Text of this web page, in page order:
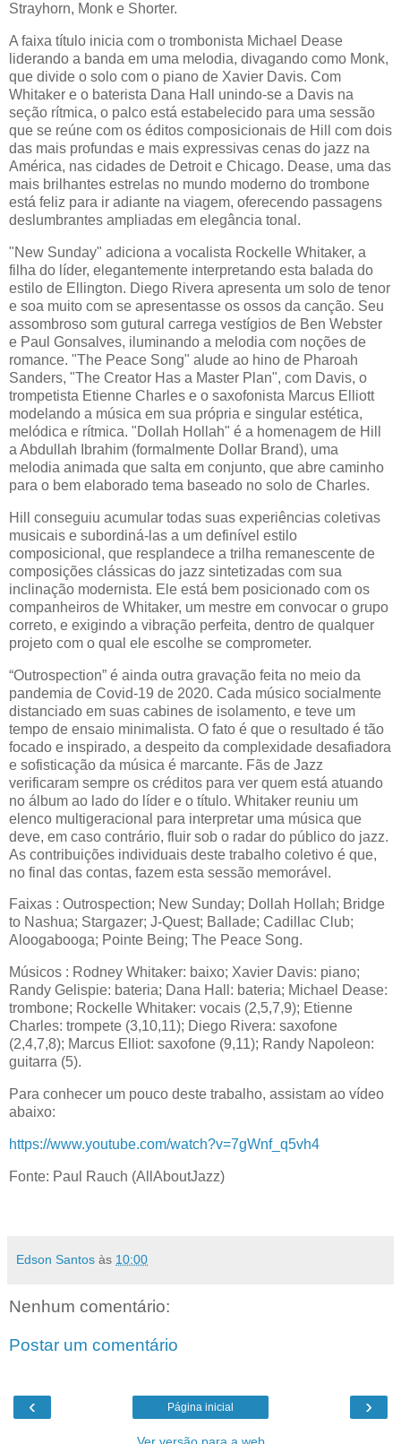
Strayhorn, Monk e Shorter.
A faixa título inicia com o trombonista Michael Dease
liderando a banda em uma melodia, divagando como Monk,
que divide o solo com o piano de Xavier Davis. Com
Whitaker e o baterista Dana Hall unindo-se a Davis na
seção rítmica, o palco está estabelecido para uma sessão
que se reúne com os éditos composicionais de Hill com dois
das mais profundas e mais expressivas cenas do jazz na
América, nas cidades de Detroit e Chicago. Dease, uma das
mais brilhantes estrelas no mundo moderno do trombone
está feliz para ir adiante na viagem, oferecendo passagens
deslumbrantes ampliadas em elegância tonal.
"New Sunday" adiciona a vocalista Rockelle Whitaker, a
filha do líder, elegantemente interpretando esta balada do
estilo de Ellington. Diego Rivera apresenta um solo de tenor
e soa muito com se apresentasse os ossos da canção. Seu
assombroso som gutural carrega vestígios de Ben Webster
e Paul Gonsalves, iluminando a melodia com noções de
romance. "The Peace Song" alude ao hino de Pharoah
Sanders, "The Creator Has a Master Plan", com Davis, o
trompetista Etienne Charles e o saxofonista Marcus Elliott
modelando a música em sua própria e singular estética,
melódica e rítmica. "Dollah Hollah" é a homenagem de Hill
a Abdullah Ibrahim (formalmente Dollar Brand), uma
melodia animada que salta em conjunto, que abre caminho
para o bem elaborado tema baseado no solo de Charles.
Hill conseguiu acumular todas suas experiências coletivas
musicais e subordiná-las a um definível estilo
composicional, que resplandece a trilha remanescente de
composições clássicas do jazz sintetizadas com sua
inclinação modernista. Ele está bem posicionado com os
companheiros de Whitaker, um mestre em convocar o grupo
correto, e exigindo a vibração perfeita, dentro de qualquer
projeto com o qual ele escolhe se comprometer.
“Outrospection” é ainda outra gravação feita no meio da
pandemia de Covid-19 de 2020. Cada músico socialmente
distanciado em suas cabines de isolamento, e teve um
tempo de ensaio minimalista. O fato é que o resultado é tão
focado e inspirado, a despeito da complexidade desafiadora
e sofisticação da música é marcante. Fãs de Jazz
verificaram sempre os créditos para ver quem está atuando
no álbum ao lado do líder e o título. Whitaker reuniu um
elenco multigeracional para interpretar uma música que
deve, em caso contrário, fluir sob o radar do público do jazz.
As contribuições individuais deste trabalho coletivo é que,
no final das contas, fazem esta sessão memorável.
Faixas : Outrospection; New Sunday; Dollah Hollah; Bridge
to Nashua; Stargazer; J-Quest; Ballade; Cadillac Club;
Aloogabooga; Pointe Being; The Peace Song.
Músicos : Rodney Whitaker: baixo; Xavier Davis: piano;
Randy Gelispie: bateria; Dana Hall: bateria; Michael Dease:
trombone; Rockelle Whitaker: vocais (2,5,7,9); Etienne
Charles: trompete (3,10,11); Diego Rivera: saxofone
(2,4,7,8); Marcus Elliot: saxofone (9,11); Randy Napoleon:
guitarra (5).
Para conhecer um pouco deste trabalho, assistam ao vídeo
abaixo:
https://www.youtube.com/watch?v=7gWnf_q5vh4
Fonte: Paul Rauch (AllAboutJazz)
Edson Santos às 10:00
Nenhum comentário:
Postar um comentário
‹ ›
Página inicial
Ver versão para a web